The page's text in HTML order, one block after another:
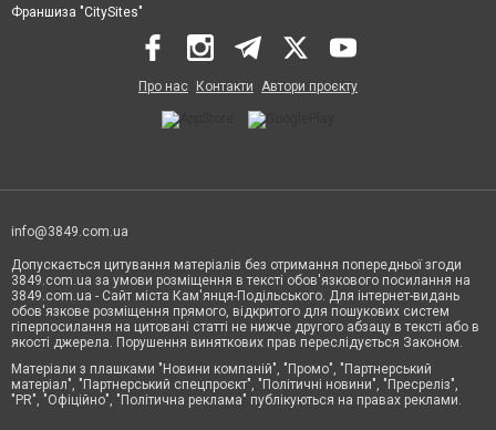
Франшиза "CitySites"
Про нас Контакти Автори проєкту
info@3849.com.ua
Допускається цитування матеріалів без отримання попередньої згоди
3849.com.ua за умови розміщення в тексті обов'язкового посилання на
3849.com.ua - Сайт міста Кам'янця-Подільського. Для інтернет-видань
обов'язкове розміщення прямого, відкритого для пошукових систем
гіперпосилання на цитовані статті не нижче другого абзацу в тексті або в
якості джерела. Порушення виняткових прав переслідується Законом.
Матеріали з плашками "Новини компаній", "Промо", "Партнерський
матеріал", "Партнерський спецпроєкт", "Політичні новини", "Пресреліз",
"PR", "Офіційно", "Політична реклама" публікуються на правах реклами.